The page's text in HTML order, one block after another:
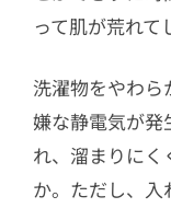
って肌が荒れて
洗濯物をやわら
嫌な静電気が発
れ、溜まりにく
か。ただし、入